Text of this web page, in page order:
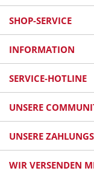
SHOP-SERVICE
INFORMATION
SERVICE-HOTLINE
UNSERE
UNSERE
WIR VERSENDEN